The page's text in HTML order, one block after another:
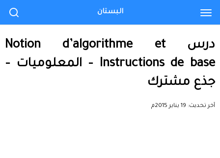
درس Notion d’algorithme et
Instructions de base – المعلوميات –
جذع مشترك
آخر تحديث: 19 يناير 2015م
البستان